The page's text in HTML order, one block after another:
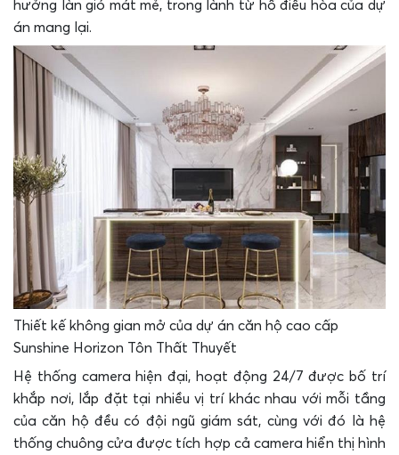
hưởng làn gió mát mẻ, trong lành từ hồ điều hòa của dự
án mang lại.
Thiết kế không gian mở của dự án căn hộ cao cấp
Sunshine Horizon Tôn Thất Thuyết
Hệ thống camera hiện đại, hoạt động 24/7 được bố trí
khắp nơi, lắp đặt tại nhiều vị trí khác nhau với mỗi tầng
của căn hộ đều có đội ngũ giám sát, cùng với đó là hệ
thống chuông cửa được tích hợp cả camera hiển thị hình